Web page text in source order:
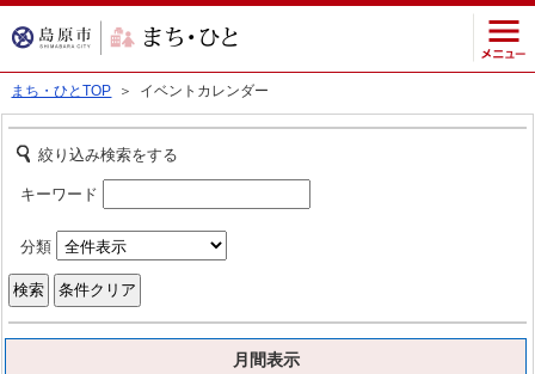
まち・ひとTOP ＞ イベントカレンダー
絞り込み検索をする
キーワード
分類
月間表示